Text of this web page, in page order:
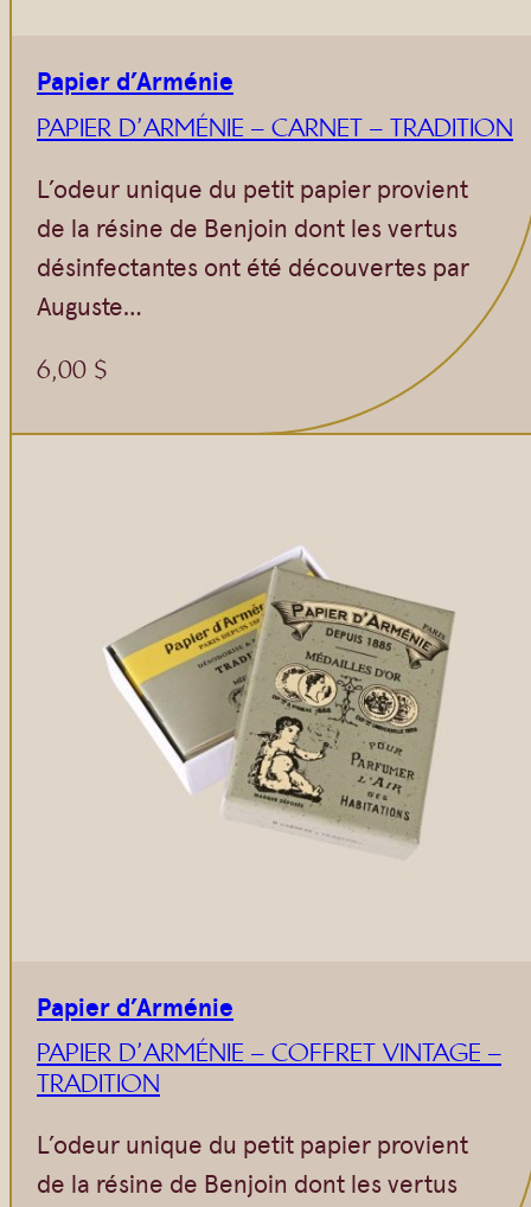
Papier d’Arménie
PAPIER D’ARMÉNIE – CARNET – TRADITION
L’odeur unique du petit papier provient
de la résine de Benjoin dont les vertus
désinfectantes ont été découvertes par
Auguste…
6,00 $
Papier d’Arménie
PAPIER D’ARMÉNIE – COFFRET VINTAGE –
TRADITION
L’odeur unique du petit papier provient
de la résine de Benjoin dont les vertus